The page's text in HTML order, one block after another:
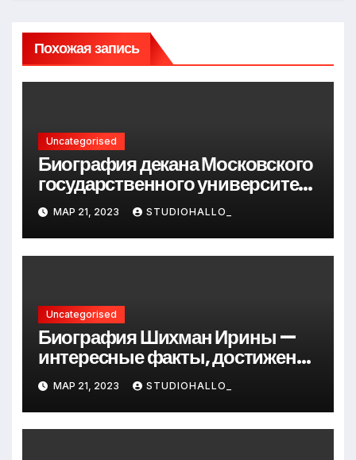
Похожая запись
Uncategorised
Биография декана Московского
государственного университета
Андрея Сидорова — от студента
до руководителя
МАР 21, 2023 STUDIOHALLO_
Uncategorised
Биография Шихман Ирины —
интересные факты, достижения
и путь к успеху
МАР 21, 2023 STUDIOHALLO_